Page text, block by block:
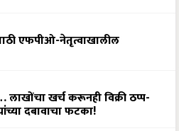
एफपीओ-नेतृत्वाखालील
खर्च करूनही विक्री ठप्प-
दबावाचा फटका!